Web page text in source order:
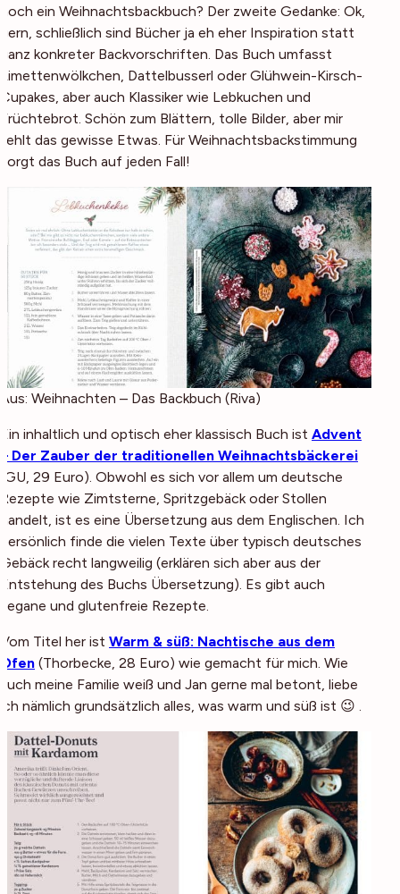
noch ein Weihnachtsbackbuch? Der zweite Gedanke: Ok,
gern, schließlich sind Bücher ja eh eher Inspiration statt
ganz konkreter Backvorschriften. Das Buch umfasst
Limettenwölkchen, Dattelbusserl oder Glühwein-Kirsch-
Cupakes, aber auch Klassiker wie Lebkuchen und
Früchtebrot. Schön zum Blättern, tolle Bilder, aber mir
fehlt das gewisse Etwas. Für Weihnachtsbackstimmung
sorgt das Buch auf jeden Fall!
Aus: Weihnachten – Das Backbuch (Riva)
Ein inhaltlich und optisch eher klassisch Buch ist Advent
– Der Zauber der traditionellen Weihnachtsbäckerei
GU, 29 Euro). Obwohl es sich vor allem um deutsche
Rezepte wie Zimtsterne, Spritzgebäck oder Stollen
handelt, ist es eine Übersetzung aus dem Englischen. Ich
persönlich finde die vielen Texte über typisch deutsches
Gebäck recht langweilig (erklären sich aber aus der
Entstehung des Buchs Übersetzung). Es gibt auch
vegane und glutenfreie Rezepte.
Vom Titel her ist Warm & süß: Nachtische aus dem
Ofen (Thorbecke, 28 Euro) wie gemacht für mich. Wie
auch meine Familie weiß und Jan gerne mal betont, liebe
ich nämlich grundsätzlich alles, was warm und süß ist 😉 .